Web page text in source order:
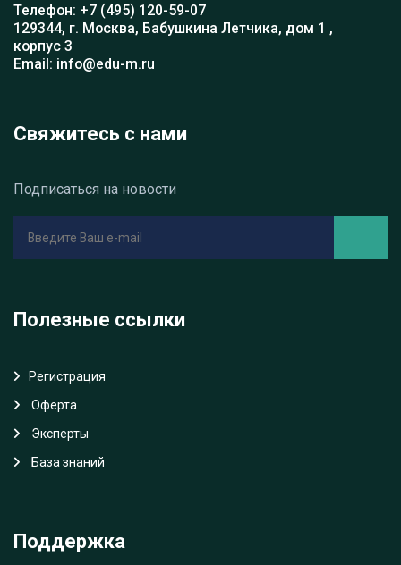
Телефон: +7 (495) 120-59-07
129344, г. Москва, Бабушкина Летчика, дом 1 ,
корпус 3
Email: info@edu-m.ru
Свяжитесь с нами
Подписаться на новости
Полезные ссылки
Регистрация
Oферта
Эксперты
База знаний
Поддержка